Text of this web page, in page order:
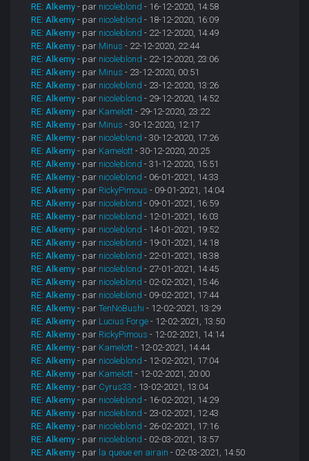
RE: Alkemy - par nicoleblond - 16-12-2020, 14:58
RE: Alkemy - par nicoleblond - 18-12-2020, 16:09
RE: Alkemy - par nicoleblond - 22-12-2020, 14:49
RE: Alkemy - par Minus - 22-12-2020, 22:44
RE: Alkemy - par nicoleblond - 22-12-2020, 23:06
RE: Alkemy - par Minus - 23-12-2020, 00:51
RE: Alkemy - par nicoleblond - 23-12-2020, 13:26
RE: Alkemy - par nicoleblond - 29-12-2020, 14:52
RE: Alkemy - par Kamelott - 29-12-2020, 23:22
RE: Alkemy - par Minus - 30-12-2020, 12:17
RE: Alkemy - par nicoleblond - 30-12-2020, 17:26
RE: Alkemy - par Kamelott - 30-12-2020, 20:25
RE: Alkemy - par nicoleblond - 31-12-2020, 15:51
RE: Alkemy - par nicoleblond - 06-01-2021, 14:33
RE: Alkemy - par RickyPimous - 09-01-2021, 14:04
RE: Alkemy - par nicoleblond - 09-01-2021, 16:59
RE: Alkemy - par nicoleblond - 12-01-2021, 16:03
RE: Alkemy - par nicoleblond - 14-01-2021, 19:52
RE: Alkemy - par nicoleblond - 19-01-2021, 14:18
RE: Alkemy - par nicoleblond - 22-01-2021, 18:38
RE: Alkemy - par nicoleblond - 27-01-2021, 14:45
RE: Alkemy - par nicoleblond - 02-02-2021, 15:46
RE: Alkemy - par nicoleblond - 09-02-2021, 17:44
RE: Alkemy - parTenNoBushi - 12-02-2021, 13:29
RE: Alkemy - par Lucius Forge - 12-02-2021, 13:50
RE: Alkemy - par RickyPimous - 12-02-2021, 14:14
RE: Alkemy - par Kamelott - 12-02-2021, 14:44
RE: Alkemy - par nicoleblond - 12-02-2021, 17:04
RE: Alkemy - par Kamelott - 12-02-2021, 20:00
RE: Alkemy - par Cyrus33 - 13-02-2021, 13:04
RE: Alkemy - par nicoleblond - 16-02-2021, 14:29
RE: Alkemy - par nicoleblond - 23-02-2021, 12:43
RE: Alkemy - par nicoleblond - 26-02-2021, 17:16
RE: Alkemy - par nicoleblond - 02-03-2021, 13:57
RE: Alkemy - par la queue en airain - 02-03-2021, 14:50